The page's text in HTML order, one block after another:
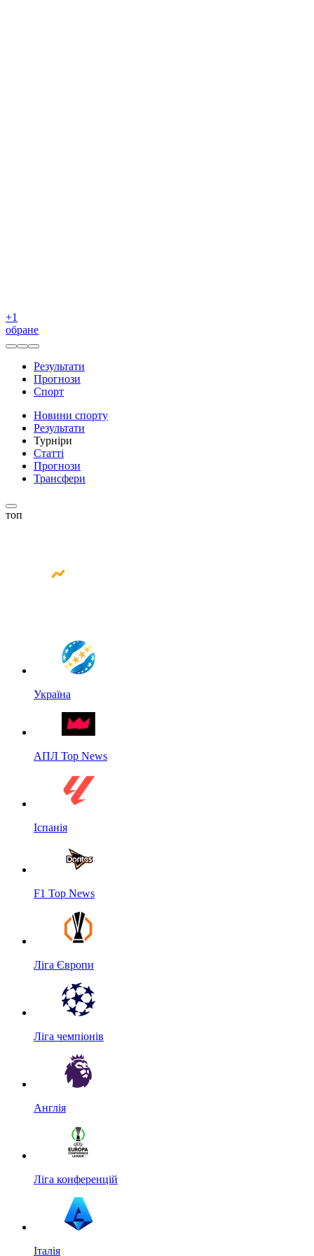
+1
обране
Результати
Прогнози
Спорт
Новини спорту
Результати
Турніри
Статті
Прогнози
Трансфери
топ
Україна
АПЛ Top News
Іспанія
F1 Top News
Ліга Європи
Ліга чемпіонів
Англія
Ліга конференцій
Італія